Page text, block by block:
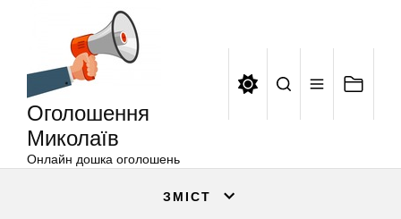
Оголошення
Миколаїв
Онлайн дошка оголошень
ЗМІСТ